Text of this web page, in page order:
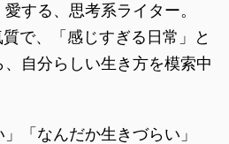
する、思考系ライター。
で、「感じすぎる日常」と
自分らしい生き方を模索中
「なんだか生きづらい」